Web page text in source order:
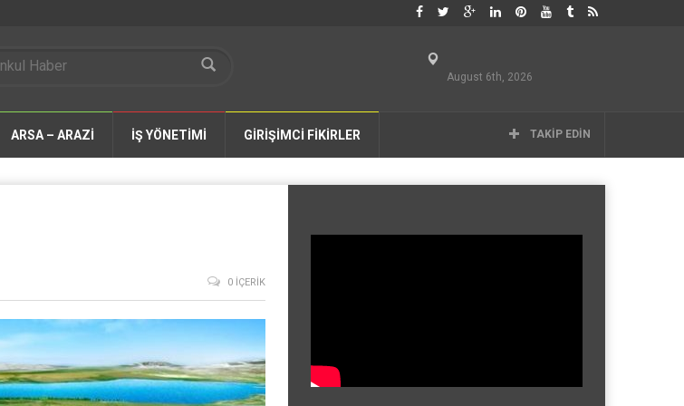
August 6th, 2026
ARSA – ARAZİ İŞ YÖNETİMİ GİRİŞİMCİ FİKİRLER TAKIP EDIN
0 İÇERIK